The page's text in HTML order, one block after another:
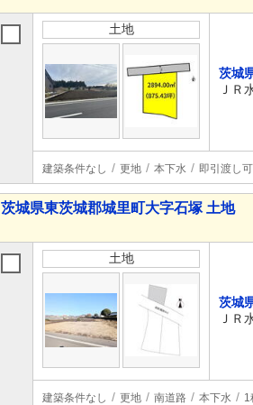
土地
茨城
ＪＲ
建築条件なし 更地 本下水 即引渡し可
茨城県東茨城郡城里町大字石塚 土地
土地
茨城
ＪＲ
建築条件なし 更地 南道路 本下水 1